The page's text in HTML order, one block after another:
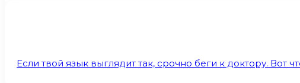
Если твой язык выглядит так, срочно беги к доктору. Вот